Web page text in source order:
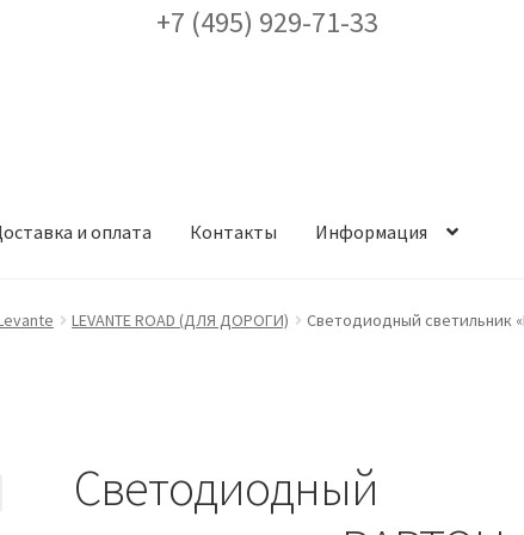
+7 (495) 929-71-33
и оплата Контакты Информация
Доставка и оплата Заказ проекта освещения Контакты
СертификатыТаблица выбора вводного щитка
LEVANTE ROAD (ДЛЯ ДОРОГИ)
Светодиодный светильник
Светодиодный